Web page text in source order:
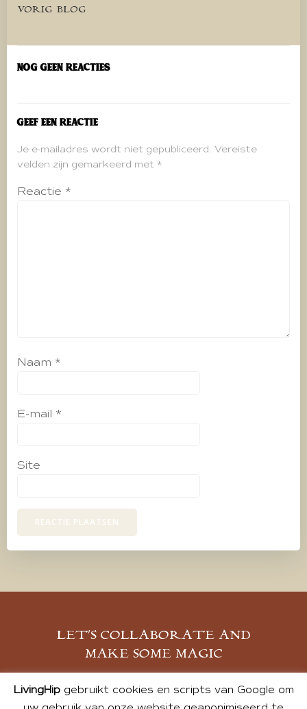
Bericht
navigatie
VORIG BLOG
Nog geen reacties
Geef een reactie
Je e-mailadres wordt niet gepubliceerd. Vereiste
velden zijn gemarkeerd met *
Reactie *
Naam *
E-mail *
Site
LET’S COLLABORATE AND
MAKE SOME MAGIC
MELD JE AAN
LivingHipgebruikt cookies en scripts van Google om